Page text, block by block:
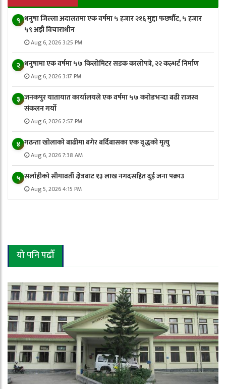
१ धनुषा जिल्ला अदालतमा एक वर्षमा ५ हजार २१६ मुद्दा फर्छ्यौट, ५ हजार
५९ अझै विचाराधीन
Aug 6, 2026 3:25 PM
२ धनुषामा एक वर्षमा ५७ किलोमिटर सडक कालोपत्रे, २२ कल्भर्ट निर्माण
Aug 6, 2026 3:17 PM
३ जनकपुर यातायात कार्यालयले एक वर्षमा ५७ करोडभन्दा बढी राजस्व
संकलन गर्याे
Aug 6, 2026 2:57 PM
४ गढन्ता खोलाको बाढीमा बगेर बर्दिबासका एक वृद्धको मृत्यु
Aug 6, 2026 7:38 AM
५ सर्लाहीको सीमावर्ती क्षेत्रबाट १३ लाख नगदसहित दुई जना पक्राउ
Aug 5, 2026 4:15 PM
यो पनि पढौँ